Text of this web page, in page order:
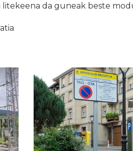
litekeena da guneak beste